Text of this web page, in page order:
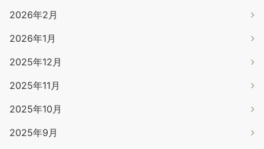
2026年2月
2026年1月
2025年12月
2025年11月
2025年10月
2025年9月